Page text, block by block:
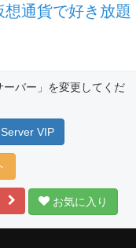
通貨で好き放題
バー」を変更してくだ
Server VIP
お気に入り